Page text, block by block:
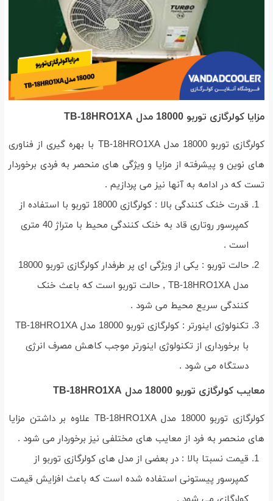
مزایا کولرگازی توربو 18000 مدل TB-18HRO1XA
کولرگازی توربو 18000 مدل TB-18HRO1XA با بهره گیری از فناوری
های نوین و پیشرفته از مزایا و ویژگی های منحصر به فردی برخوردار
تست که در ادامه به آنها نیز می پردازیم .
قدرت خنک کنندگی بالا : کولرگازی 18000 توربو با استفاده از
کمپرسور روتاری قاد به خنک کنندگی محیط با متراژ 40 متری
است .
حالت توربو : یکی از ویژگی ای پر طرفدار کولرگازی توربو 18000
مدل TB-18HRO1XA , حالت توربو است که باعث خنک
کنندگی سریع محیط می شود .
تکنولوژی اینورتر : کولرگازی توربو 18000 مدل TB-18HRO1XA
با برخورداری از تکنولوژی اینورتر موجب کاهش مصرف انرژی
دستگاه می شود .
معایب کولرگازی توربو 18000 مدل TB-18HRO1XA
کولرگازی توربو 18000 مدل TB-18HRO1XA علاوه بر داشتن مزایا
های منحصر به فرد از معایب های مختلفی نیز برخوردار می شود .
قیمت نسبتا بالا : در بعضی از مدل های کولرگازی توربو از
کمپرسور پیستونی استفاده شده است که باعث افزایش قیمت